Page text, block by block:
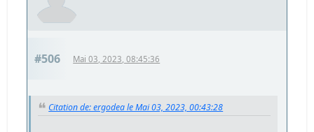
#506 Mai 03, 2023, 08:45:36
Citation de: ergodea le Mai 03, 2023, 00:43:28